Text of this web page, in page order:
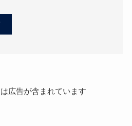
広告が含まれています